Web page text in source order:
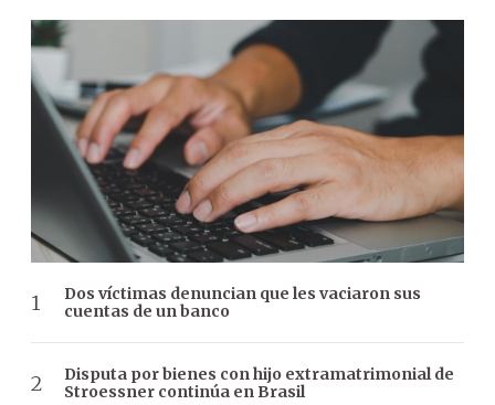
Dos víctimas denuncian que les vaciaron sus
cuentas de un banco
Disputa por bienes con hijo extramatrimonial de
Stroessner continúa en Brasil